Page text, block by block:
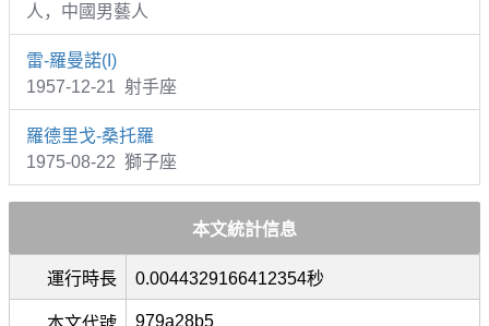
人，中國男藝人
雷-羅曼諾(I)
1957-12-21 射手座
羅德里戈-桑托羅
1975-08-22 獅子座
本文統計信息
運行時長 0.0044329166412354秒
979a28b5